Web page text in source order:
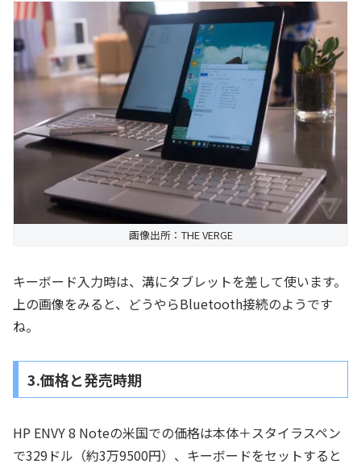
画像出所：THE VERGE
キーボード入力時は、溝にタブレットを差して使います。
上の画像をみると、どうやらBluetooth接続のようです
ね。
3.価格と発売時期
HP ENVY 8 Noteの米国での価格は本体＋スタイラスペン
で329ドル（約3万9500円）、キーボードをセットすると